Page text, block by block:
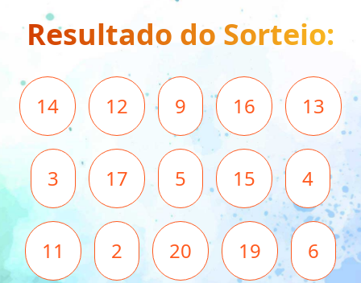
Resultado do Sorteio:
14 12 9 16 13
3 17 5 15 4
11 2 20 19 6